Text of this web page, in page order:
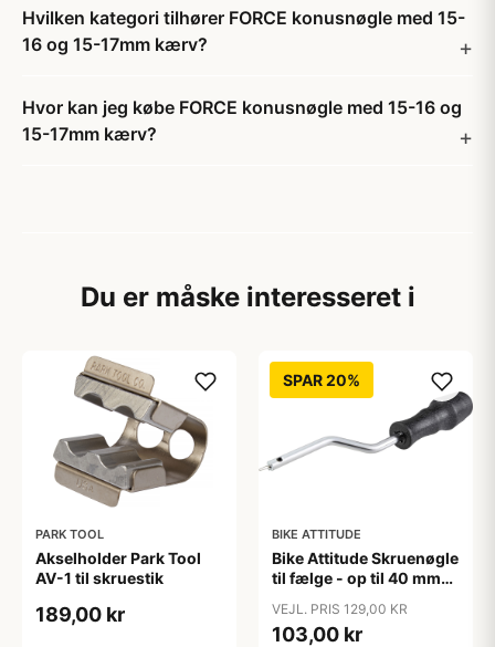
Hvilken kategori tilhører FORCE konusnøgle med 15-
16 og 15-17mm kærv?
Hvor kan jeg købe FORCE konusnøgle med 15-16 og
15-17mm kærv?
Du er måske interesseret i
PARK TOOL
Akselholder Park Tool
AV-1 til skruestik
189,00 kr
SPAR 20%
BIKE ATTITUDE
Bike Attitude Skruenøgle
til fælge - op til 40 mm
VEJL. PRIS 129,00 KR
103,00 kr